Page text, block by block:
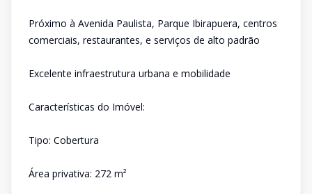
Próximo à Avenida Paulista, Parque Ibirapuera, centros
comerciais, restaurantes, e serviços de alto padrão
Excelente infraestrutura urbana e mobilidade
Características do Imóvel:
Tipo: Cobertura
Área privativa: 272 m²